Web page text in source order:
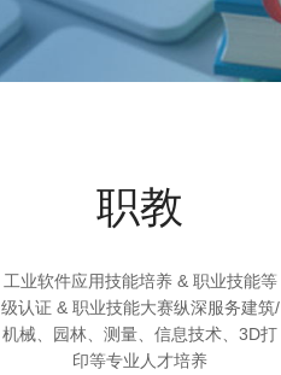
职教
工业软件应用技能培养 & 职业技能等
级认证 & 职业技能大赛纵深服务建筑/
机械、园林、测量、信息技术、3D打
印等专业人才培养